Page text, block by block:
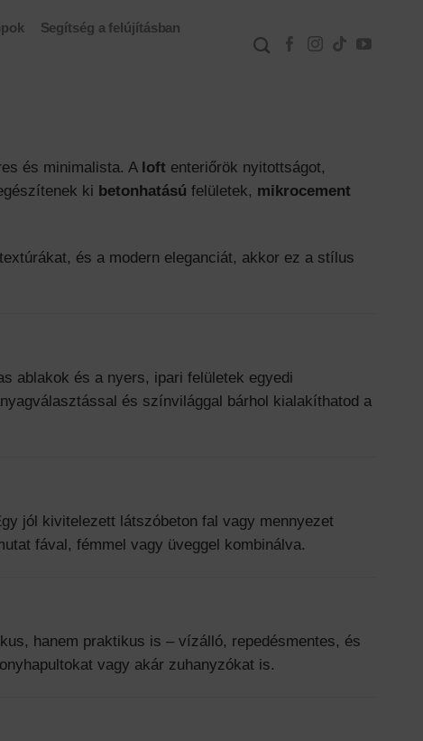
Segítség a felújításban
és minimalista. A loft enteriőrök nyitottságot,
ki betonhatású felületek, mikrocement
és a modern eleganciát, akkor ez a stílus
ablakok és a nyers, ipari felületek egyedi
és színvilággal bárhol kialakíthatod a
jól kivitelezett látszóbeton fal vagy mennyezet
fával, fémmel vagy üveggel kombinálva.
hanem praktikus is – vízálló, repedésmentes, és
vagy akár zuhanyzókat is.